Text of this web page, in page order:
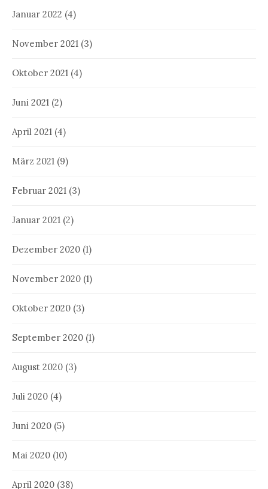
Januar 2022 (4)
November 2021 (3)
Oktober 2021 (4)
Juni 2021 (2)
April 2021 (4)
März 2021 (9)
Februar 2021 (3)
Januar 2021 (2)
Dezember 2020 (1)
November 2020 (1)
Oktober 2020 (3)
September 2020 (1)
August 2020 (3)
Juli 2020 (4)
Juni 2020 (5)
Mai 2020 (10)
April 2020 (38)